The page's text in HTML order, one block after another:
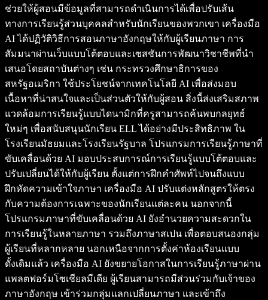
ช่วยให้ผู้สอนมีข้อมูลที่สามารถดำเนินการได้เพื่อปรับเส้น
ทางการเรียนรู้ส่วนบุคคลสำหรับนักเรียนของพวกเขา เครื่องมือ
AI ได้ปฏิวัติวิธีการสอนภาษาอังกฤษให้กับผู้เรียนภาษา การ
สัมมนาผ่านเว็บแบบโต้ตอบและเซสชันการพัฒนาวิชาชีพที่นำ
เสนอโดยสถาบันต่างๆ เช่น กระทรวงศึกษาธิการของ
สหรัฐอเมริกา ใช้ประโยชน์จากเทคโนโลยี AI เพื่อส่งมอบ
เนื้อหาที่น่าสนใจและเป็นส่วนตัวให้กับผู้สอน สิ่งนี้ส่งเสริมสภาพ
แวดล้อมการเรียนรู้แบบไดนามิกที่ครูสามารถค้นพบกลยุทธ์
ใหม่ๆ เพื่อสนับสนุนนักเรียน ELL ได้อย่างมีประสิทธิภาพ ใน
โรงเรียนมัธยมและโรงเรียนรัฐบาล โปรแกรมการเรียนรู้ภาษาที่
ขับเคลื่อนด้วย AI มอบประสบการณ์การเรียนรู้แบบโต้ตอบและ
ปรับเปลี่ยนได้ให้กับผู้เรียน ตั้งแต่การฝึกคำศัพท์ไปจนถึงแบบ
ฝึกหัดความเข้าใจภาษา เครื่องมือ AI ปรับแต่งหลักสูตรให้ตรง
กับความต้องการเฉพาะของนักเรียนแต่ละคน นอกจากนี้
โปรแกรมภาษาที่ขับเคลื่อนด้วย AI ยังอำนวยความสะดวกใน
การเรียนรู้ในหลายภาษา รวมถึงภาษาสเปน เพื่อตอบสนองกลุ่ม
ผู้เรียนที่หลากหลาย นอกเหนือจากการตั้งค่าห้องเรียนแบบ
ดั้งเดิมแล้ว เครื่องมือ AI ยังขยายโอกาสในการเรียนรู้ภาษาผ่าน
แพลตฟอร์มโซเชียลมีเดีย ผู้เรียนสามารถมีส่วนร่วมกับเจ้าของ
ภาษาอังกฤษ เข้าร่วมกลุ่มแลกเปลี่ยนภาษา และเข้าถึง